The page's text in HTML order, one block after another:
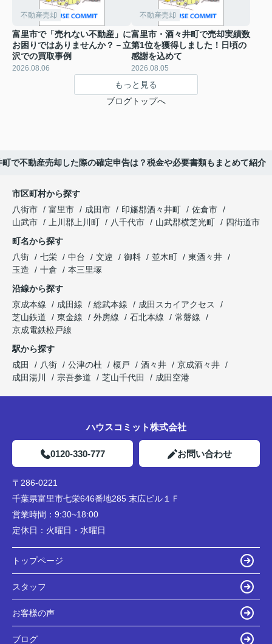
不動産売却
富里市で「売れない不動産」に
お困りではありませんか？－立
沢での買取事例
2026.08.06
不動産売却
富里市・酒々井町で売却実績数
第1位を獲得しました！日頃の
感謝を込めて
2026.08.05
もっと見る
ブログトップへ
町で不動産売却した際の確定申告は？税金や必要書類もまとめて紹介
市区町村から探す
八街市
富里市 成田市 印旛郡酒々井町
佐倉市
山武市
上川郡上川町 八千代市 山武郡横芝光町
四街道市
町名から探す
八街
七栄 中台 文違 御料 並木町
東酒々井
玉造
十倉
本三里塚
沿線から探す
京成本線
成田線 総武本線
成田スカイアクセス
芝山鉄道
東金線 外房線 石北本線
常磐線
京成電鉄松戸線
駅から探す
成田
八街 公津の杜 榎戸 酒々井
京成酒々井
成田湯川
宗吾参道 芝山千代田 成田空港
ハウスコミット株式会社
0120-330-777 お問い合わせ
〒286-0221
千葉県富里市七栄646番地285 末広ビル１Ｆ
営業時間： 9:30~18:00
定休日： 火曜日・水曜日
トップページ
スタッフ
お客様の声
ブログ